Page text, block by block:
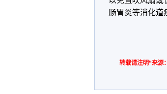
肠胃炎等消化道
转载请注明“来源